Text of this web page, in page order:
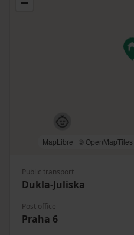
MapLibre | © OpenMapTiles
Public transport
Dukla-Juliska
Post office
Praha 6